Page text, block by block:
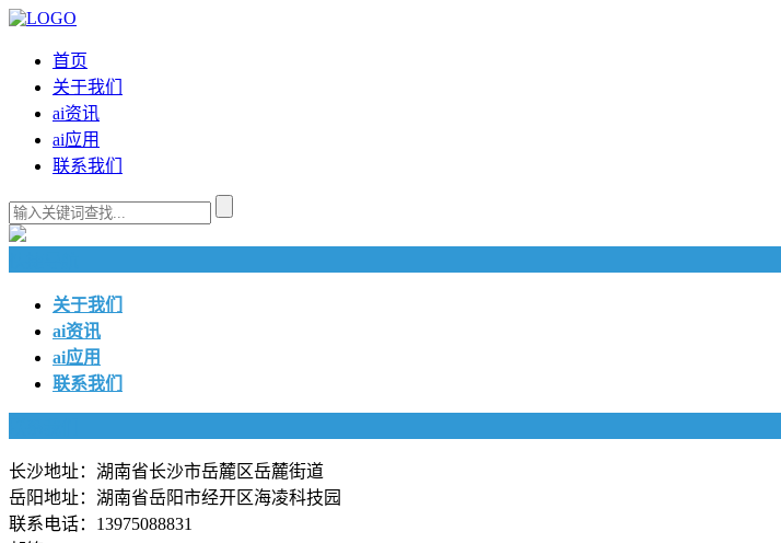
首页
关于我们
ai资讯
ai应用
联系我们
关于我们
ai资讯
ai应用
联系我们
长沙地址：湖南省长沙市岳麓区岳麓街道
岳阳地址：湖南省岳阳市经开区海凌科技园
联系电话：13975088831